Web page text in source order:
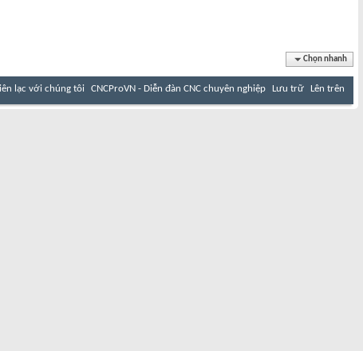
Chọn nhanh
lạc với chúng tôi CNCProVN - Diễn đàn CNC chuyên nghiệp Lưu trữ Lên trên